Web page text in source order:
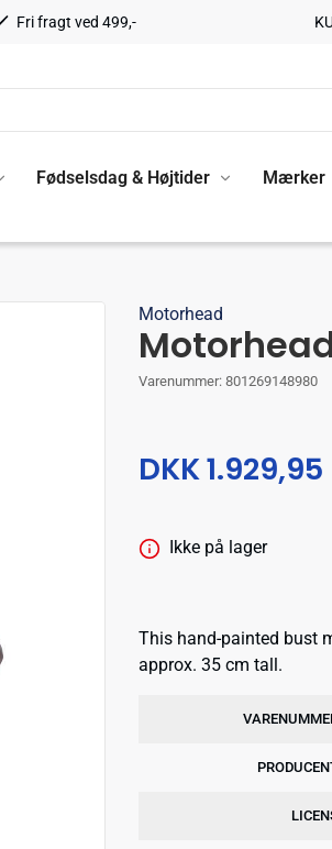
Fri fragt ved 499,-
Fødselsdag & Højtider Mærker
Motorhead
Varenummer: 801269148980
DKK 1.929,95
Ikke på lager
This hand-painted bust
approx. 35 cm tall.